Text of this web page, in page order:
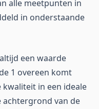
alle meetpunten in
in onderstaande
een waarde
1 overeen komt
kwaliteit in een ideale
achtergrond van de